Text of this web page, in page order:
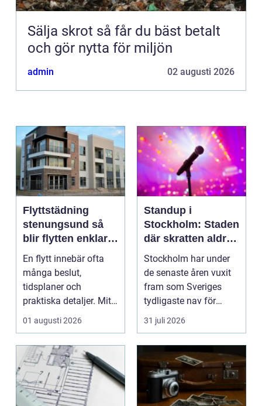
Sälja skrot så får du bäst betalt
och gör nytta för miljön
admin 02 augusti 2026
Flyttstädning
stenungsund så
blir flytten enklare
och mer trygg
En flytt innebär ofta
många beslut,
tidsplaner och
praktiska detaljer. Mitt
i allt hamnar
flyttstädn...
01 augusti 2026
Standup i
Stockholm: Staden
där skratten aldrig
tar paus
Stockholm har under
de senaste åren vuxit
fram som Sveriges
tydligaste nav för
livehumor....
31 juli 2026